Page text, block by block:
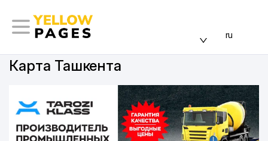
ru
Карта Ташкента